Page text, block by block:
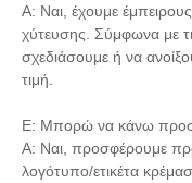
Α: Ναι, έχουμε
χύτευσης. Σύμφωνα με
σχεδιάσουμε ή να
τιμή.
Ε: Μπορώ να κάνω
Α: Ναι, προσφέρουμε
λογότυπο/ετικέτα